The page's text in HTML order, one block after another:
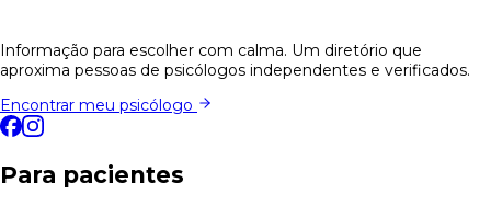
Informação para escolher com calma. Um diretório que
aproxima pessoas de psicólogos independentes e verificados.
Encontrar meu psicólogo
Para pacientes